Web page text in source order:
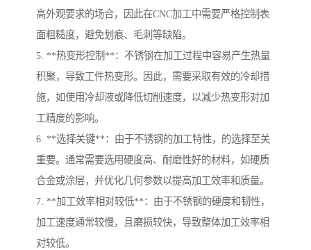
高外观要求的场合，因此在CNC加工中需要严格控制表
面粗糙度，避免划痕、毛刺等缺陷。
5. **热变形控制**：不锈钢在加工过程中容易产生热量
积聚，导致工件热变形。因此，需要采取有效的冷却措
施，如使用冷却液或降低切削速度，以减少热变形对加
工精度的影响。
6. **选择关键**：由于不锈钢的加工特性，的选择至关
重要。通常需要选用硬度高、耐磨性好的材料，如硬质
合金或涂层，并优化几何参数以提高加工效率和质量。
7. **加工效率相对较低**：由于不锈钢的硬度和韧性，
加工速度通常较慢，且磨损较快，导致整体加工效率相
对较低。